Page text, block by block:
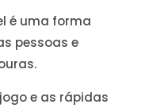
é uma forma
pessoas e
e as rápidas